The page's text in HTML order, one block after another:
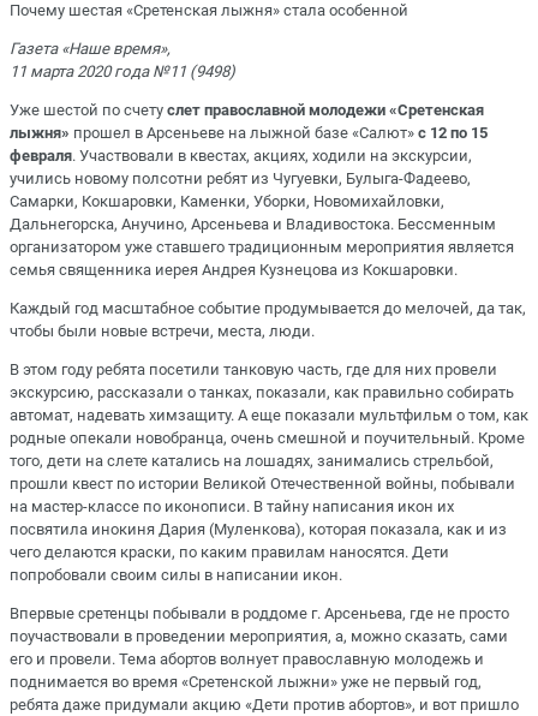
Почему шестая «Сретенская лыжня» стала особенной
Газета «Наше время»,
11 марта 2020 года №11 (9498)
Уже шестой по счету слет православной молодежи «Сретенская
лыжня» прошел в Арсеньеве на лыжной базе «Салют» с 12 по 15
февраля. Участвовали в квестах, акциях, ходили на экскурсии,
учились новому полсотни ребят из Чугуевки, Булыга-Фадеево,
Самарки, Кокшаровки, Каменки, Уборки, Новомихайловки,
Дальнегорска, Анучино, Арсеньева и Владивостока. Бессменным
организатором уже ставшего традиционным мероприятия является
семья священника иерея Андрея Кузнецова из Кокшаровки.
Каждый год масштабное событие продумывается до мелочей, да так,
чтобы были новые встречи, места, люди.
В этом году ребята посетили танковую часть, где для них провели
экскурсию, рассказали о танках, показали, как правильно собирать
автомат, надевать химзащиту. А еще показали мультфильм о том, как
родные опекали новобранца, очень смешной и поучительный. Кроме
того, дети на слете катались на лошадях, занимались стрельбой,
прошли квест по истории Великой Отечественной войны, побывали
на мастер-классе по иконописи. В тайну написания икон их
посвятила инокиня Дария (Муленкова), которая показала, как и из
чего делаются краски, по каким правилам наносятся. Дети
попробовали своим силы в написании икон.
Впервые сретенцы побывали в роддоме г. Арсеньева, где не просто
поучаствовали в проведении мероприятия, а, можно сказать, сами
его и провели. Тема абортов волнует православную молодежь и
поднимается во время «Сретенской лыжни» уже не первый год,
ребята даже придумали акцию «Дети против абортов», и вот пришло